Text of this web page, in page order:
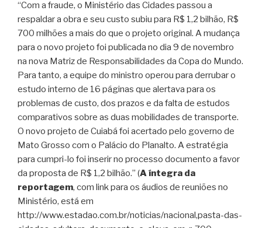
“Com a fraude, o Ministério das Cidades passou a
respaldar a obra e seu custo subiu para R$ 1,2 bilhão, R$
700 milhões a mais do que o projeto original. A mudança
para o novo projeto foi publicada no dia 9 de novembro
na nova Matriz de Responsabilidades da Copa do Mundo.
Para tanto, a equipe do ministro operou para derrubar o
estudo interno de 16 páginas que alertava para os
problemas de custo, dos prazos e da falta de estudos
comparativos sobre as duas mobilidades de transporte.
O novo projeto de Cuiabá foi acertado pelo governo de
Mato Grosso com o Palácio do Planalto. A estratégia
para cumpri-lo foi inserir no processo documento a favor
da proposta de R$ 1,2 bilhão.” (A íntegra da
reportagem, com link para os áudios de reuniões no
Ministério, está em
http://www.estadao.com.br/noticias/nacional,pasta-das-